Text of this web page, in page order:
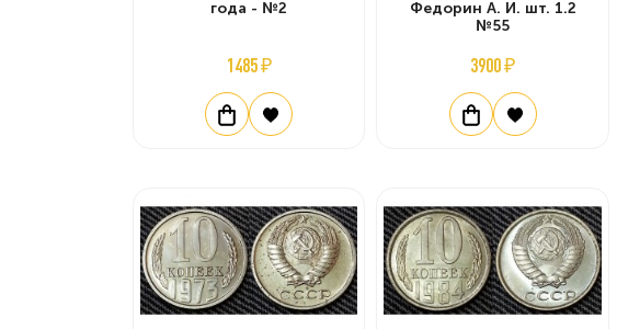
года - №2
1485 ₽
Федорин А. И. шт. 1.2
№55
3900 ₽